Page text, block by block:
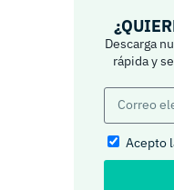
Descarga
rápida y
Acepto